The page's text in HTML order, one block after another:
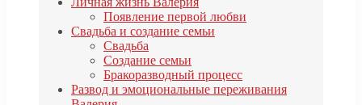
Появление первой любви
Свадьба и создание семьи
Свадьба
Создание семьи
Бракоразводный процесс
Развод и эмоциональные переживания